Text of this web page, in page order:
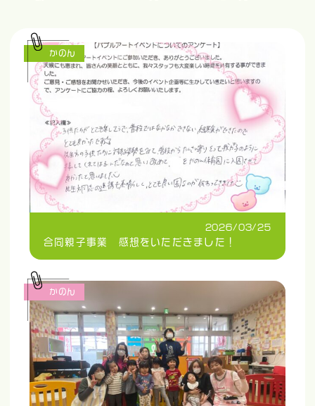
2026/03/25
合同親子事業 感想をいただきました！
かのん
かのん